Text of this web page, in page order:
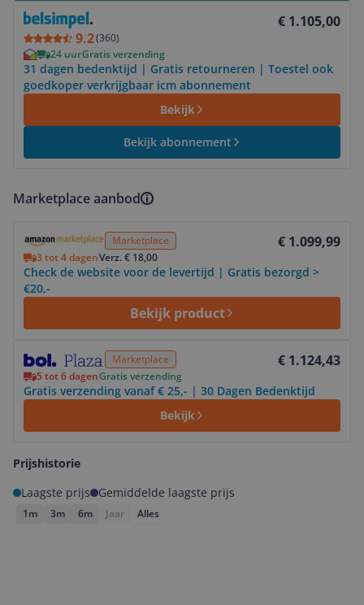
9.2(360)
€ 1.105,00
24 uurGratis verzending
31 dagen bedenktijd | Gratis retourneren | Toestel ook
goedkoper verkrijgbaar icm abonnement
Bekijk
Bekijk abonnement
Bekijk product
Marketplace aanbod
Marketplace € 1.099,99
3 tot 4 dagenVerz. € 18,00
Check de website voor de levertijd | Gratis bezorgd >
€20,-
Bekijk product
Marketplace € 1.124,43
5 tot 6 dagenGratis verzending
Gratis verzending vanaf € 25,- | 30 Dagen Bedenktijd
Bekijk
Prijshistorie
Laagste prijs
Gemiddelde laagste prijs
1m 3m 6m Jaar Alles